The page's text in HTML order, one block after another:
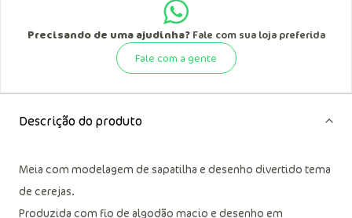
Precisando de uma ajudinha?Fale com sua loja preferida
Meia com modelagem de sapatilha e desenho divertido tema